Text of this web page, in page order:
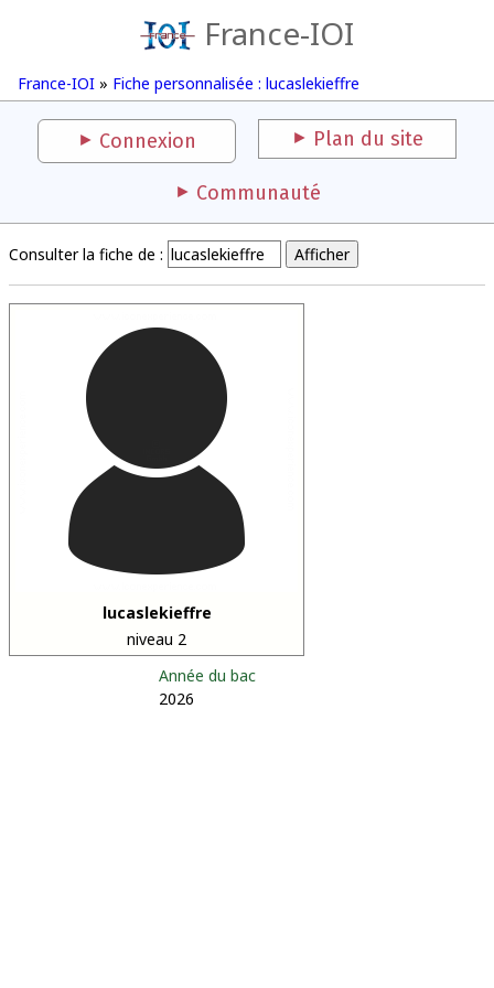
France-IOI
France-IOI » Fiche personnalisée : lucaslekieffre
Connexion Plan du site
Communauté
Consulter la fiche de :
lucaslekieffre
niveau 2
Année du bac
2026